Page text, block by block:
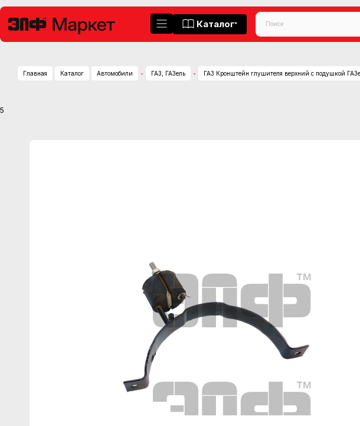
Каталог
Главная Каталог Автомобили ГАЗ, ГАЗель ГАЗ Кронштейн глушителя верхний с подушкой
5